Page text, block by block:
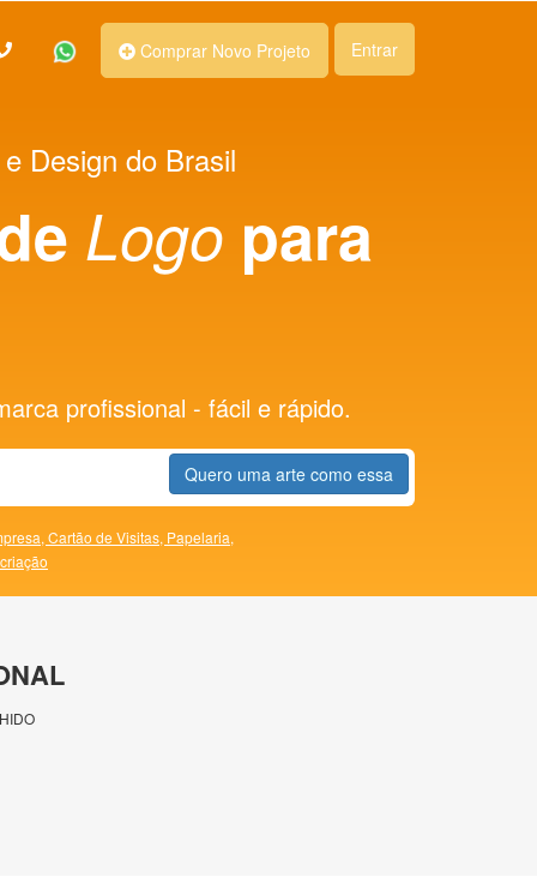
Comprar Novo Projeto Entrar
Design do Brasil
Logo para
profissional - fácil e rápido.
Quero uma arte como essa
Cartão de Visitas, Papelaria,